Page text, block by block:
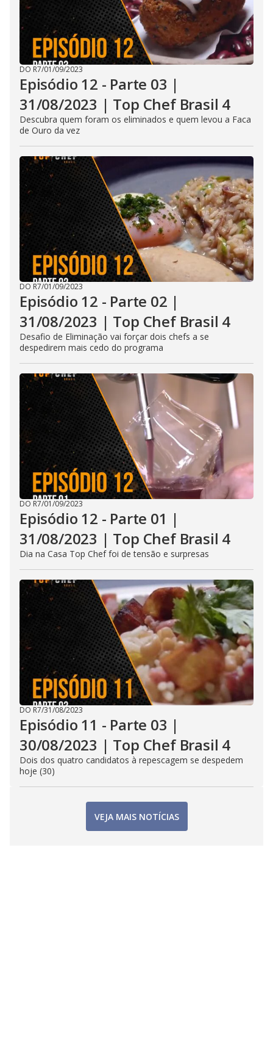
DO R7/01/09/2023
Episódio 12 - Parte 03 |
31/08/2023 | Top Chef Brasil 4
Descubra quem foram os eliminados e quem levou a Faca
de Ouro da vez
DO R7/01/09/2023
Episódio 12 - Parte 02 |
31/08/2023 | Top Chef Brasil 4
Desafio de Eliminação vai forçar dois chefs a se
despedirem mais cedo do programa
DO R7/01/09/2023
Episódio 12 - Parte 01 |
31/08/2023 | Top Chef Brasil 4
Dia na Casa Top Chef foi de tensão e surpresas
DO R7/31/08/2023
Episódio 11 - Parte 03 |
30/08/2023 | Top Chef Brasil 4
Dois dos quatro candidatos à repescagem se despedem
hoje (30)
VEJA MAIS NOTÍCIAS